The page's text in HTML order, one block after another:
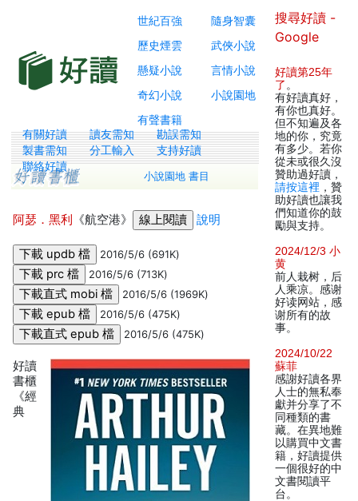
世紀百強
隨身智囊
歷史煙雲
武俠小說
懸疑小說
言情小說
奇幻小說
小說園地
有聲書籍
有關好讀 讀友需知
勘誤需知
製書需知
分工輸入
支持好讀
聯絡好讀
小說園地 書目
阿瑟．黑利 《航空港》 說明
2016/5/6 (691K)
2016/5/6 (713K)
2016/5/6 (1969K)
2016/5/6 (475K)
2016/5/6 (475K)
好讀
書櫃
《經
典
搜尋好讀 -
Google
好讀第25年
了 。
有好讀真好，
有你也真好。
但不知遍及各
地的你，究竟
有多少。若你
從未或很久沒
贊助過好讀，
請按這裡 ，贊
助好讀也讓我
們知道你的鼓
勵與支持。
2024/12/3 小
黄
前人栽树，后
人乘凉。感谢
好读网站，感
谢所有的故
事。
2024/10/22
蘇菲
感謝好讀各界
人士的無私奉
獻并分享了不
同種類的書
藏。在異地難
以購買中文書
籍，好讀提供
一個很好的中
文書閱讀平
台。